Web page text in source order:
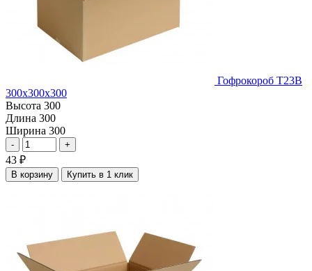
Гофрокороб Т23В
300х300х300
Высота 300
Длина 300
Ширина 300
- +
43 ₽
В корзину Купить в 1 клик